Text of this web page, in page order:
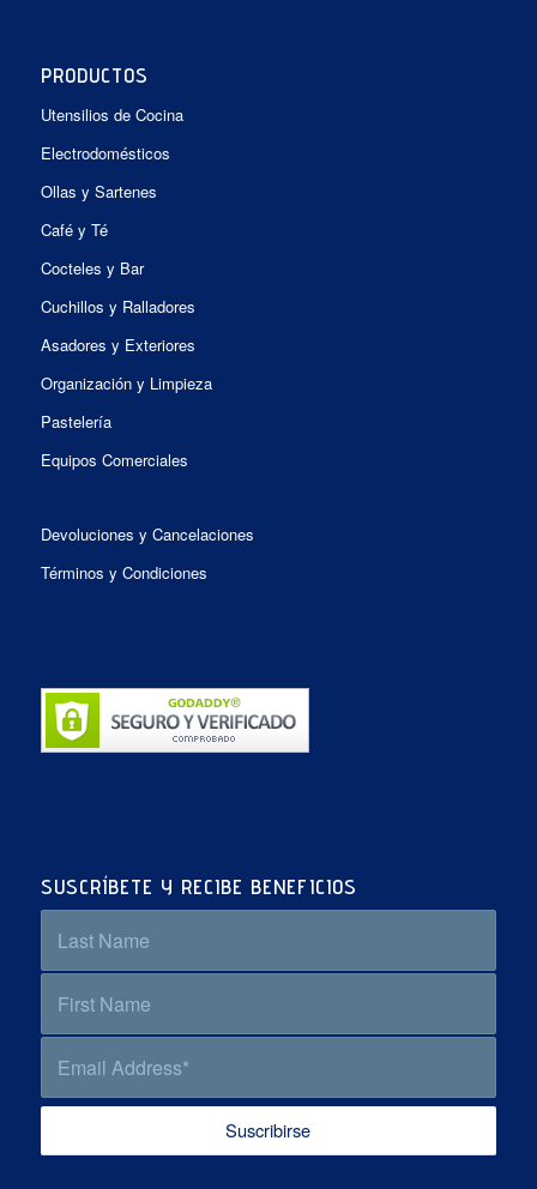
PRODUCTOS
Utensilios de Cocina
Electrodomésticos
Ollas y Sartenes
Café y Té
Cocteles y Bar
Cuchillos y Ralladores
Asadores y Exteriores
Organización y Limpieza
Pastelería
Equipos Comerciales
Devoluciones y Cancelaciones
Términos y Condiciones
SUSCRÍBETE Y RECIBE BENEFICIOS